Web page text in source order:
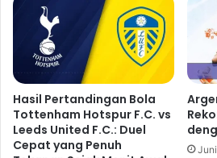
Hasil Pertandingan Bola
Tottenham Hotspur F.C. vs
Leeds United F.C.: Duel
Cepat yang Penuh